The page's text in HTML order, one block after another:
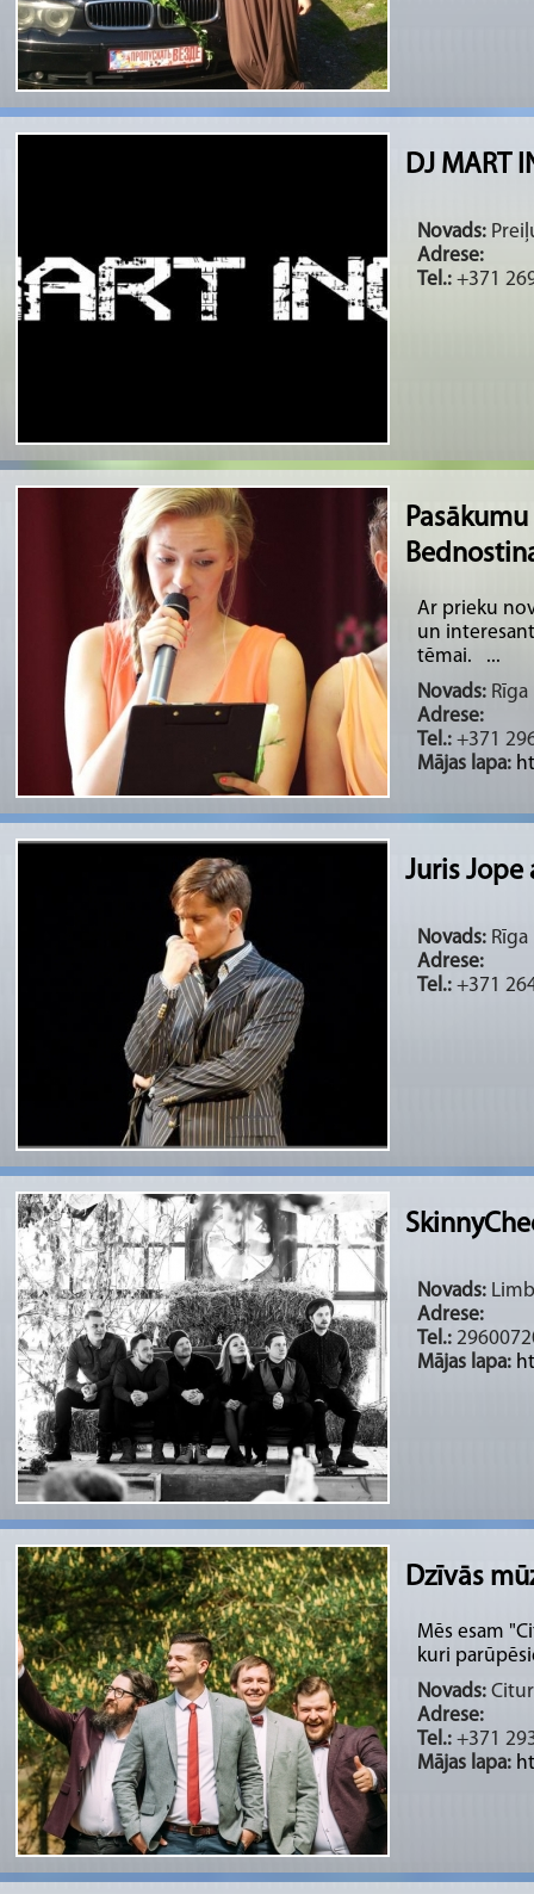
DJ MART
Novads:
Adrese:
Tel.: +371
Ar prieku
un
tēmai. ...
Novads:
Adrese:
Tel.: +371
Mājas lapa:
Juris
Novads:
Adrese:
Tel.: +371
Novads:
Adrese:
Tel.:
Mājas lapa:
Dzīvās
Mēs esam
kuri
Novads: Citur
Adrese:
Tel.: +371
Mājas lapa: